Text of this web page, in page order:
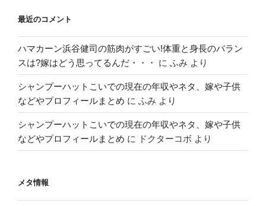
最近のコメント
ハマカーン浜谷健司の筋肉がすごい!体重と身長のバラン
スは?嫁はどう思ってるんだ・・・
に ふみ より
シャンプーハットこいでの現在の年収やネタ、嫁や子供
などやプロフィールまとめ に ふみ より
シャンプーハットこいでの現在の年収やネタ、嫁や子供
などやプロフィールまとめ に ドクターコボ より
メタ情報